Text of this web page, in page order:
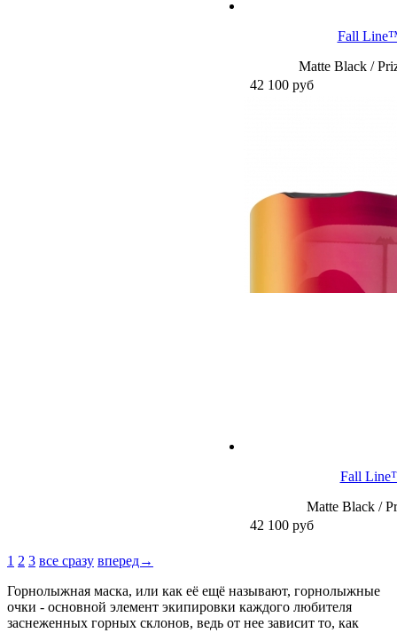
Fall
Matte Black /
42 100 руб
Fall
Matte Black /
42 100 руб
1 2 3 все сразу вперед→
Горнолыжная маска, или как её ещё называют, горнолыжные
очки - основной элемент экипировки каждого любителя
заснеженных горных склонов, ведь от нее зависит то, как